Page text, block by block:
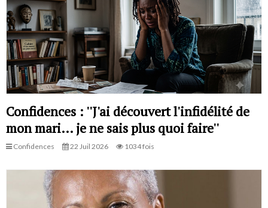
Confidences : ''J'ai découvert l'infidélité de
mon mari… je ne sais plus quoi faire''
Confidences 22 Juil 2026 1034 fois